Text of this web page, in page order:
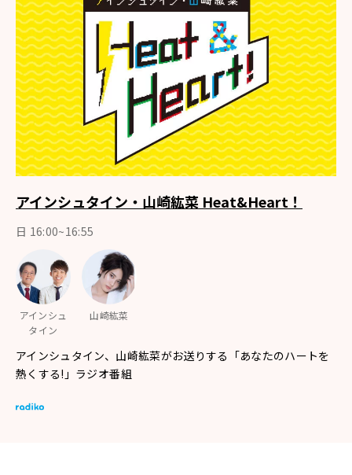
アインシュタイン・山崎紘菜 Heat&Heart！
日 16:00~16:55
アインシュ
タイン
山崎紘菜
アインシュタイン、山崎紘菜がお送りする「あなたのハートを
熱くする!」ラジオ番組